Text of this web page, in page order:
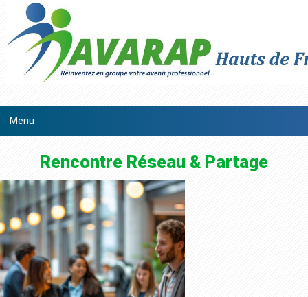
Rencontre Réseau & Partage